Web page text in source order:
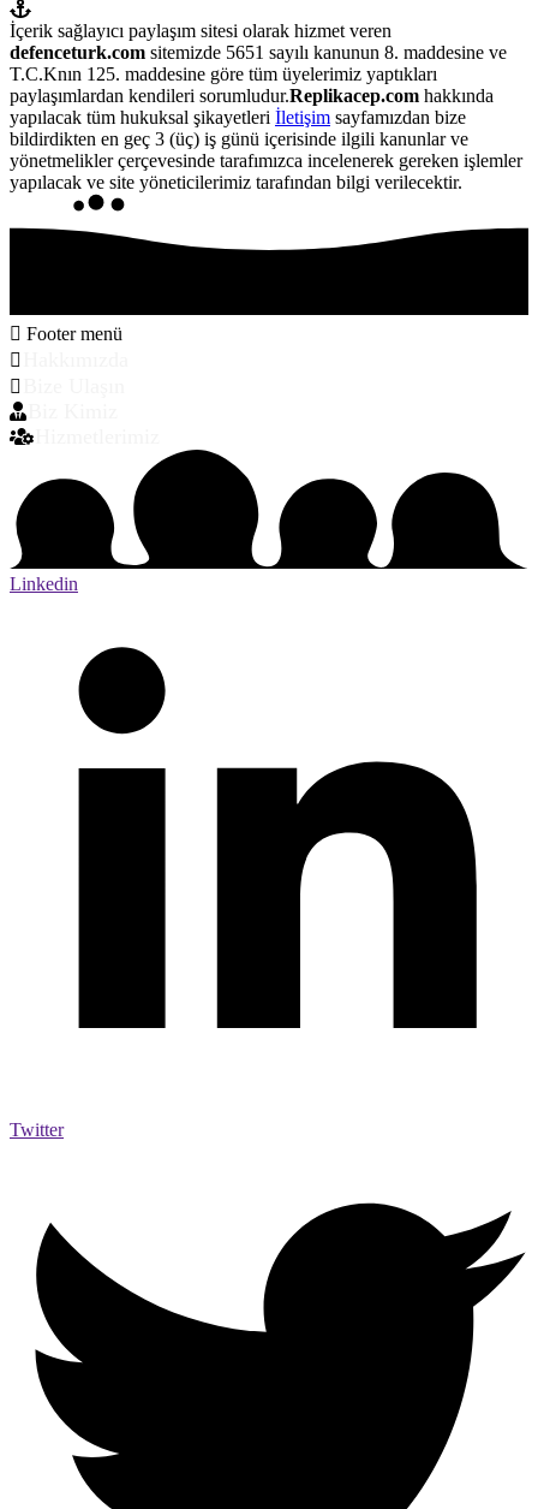
İçerik sağlayıcı paylaşım sitesi olarak hizmet veren
defenceturk.com sitemizde 5651 sayılı kanunun 8. maddesine ve
T.C.Knın 125. maddesine göre tüm üyelerimiz yaptıkları
paylaşımlardan kendileri sorumludur.Replikacep.com hakkında
yapılacak tüm hukuksal şikayetleri İletişim sayfamızdan bize
bildirdikten en geç 3 (üç) iş günü içerisinde ilgili kanunlar ve
yönetmelikler çerçevesinde tarafımızca incelenerek gereken işlemler
yapılacak ve site yöneticilerimiz tarafından bilgi verilecektir.
Footer menü
Linkedin
Twitter